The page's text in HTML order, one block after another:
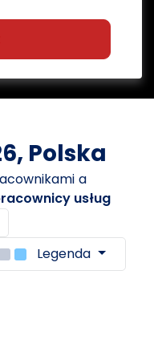
Polska
a
usług
Legenda